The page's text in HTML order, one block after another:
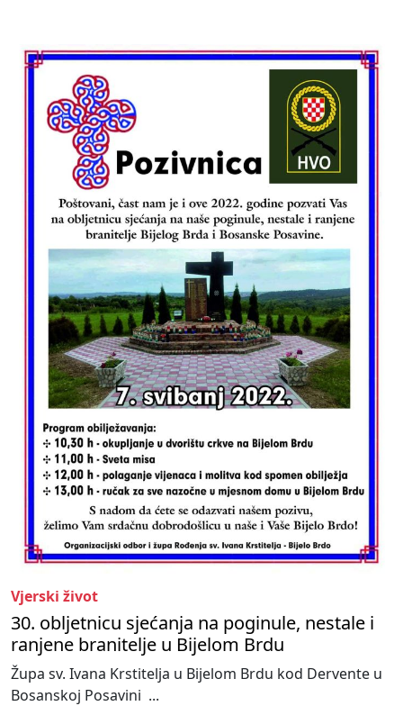
Vjerski život
30. obljetnicu sjećanja na poginule, nestale i
ranjene branitelje u Bijelom Brdu
Župa sv. Ivana Krstitelja u Bijelom Brdu kod Dervente u
Bosanskoj Posavini ...